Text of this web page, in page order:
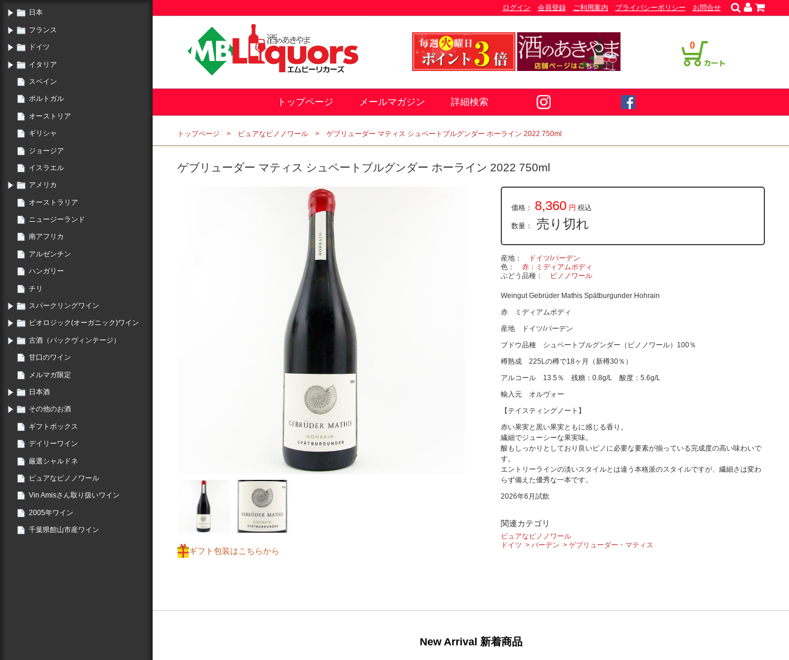
日本
フランス
ドイツ
イタリア
スペイン
ポルトガル
オーストリア
ギリシャ
ジョージア
イスラエル
アメリカ
オーストラリア
ニュージーランド
南アフリカ
アルゼンチン
ハンガリー
チリ
スパークリングワイン
ビオロジック(オーガニック)ワイン
古酒（バックヴィンテージ）
甘口のワイン
メルマガ限定
日本酒
その他のお酒
ギフトボックス
デイリーワイン
厳選シャルドネ
ピュアなピノノワール
Vin Amisさん取り扱いワイン
2005年ワイン
千葉県館山市産ワイン
0
ログイン 会員登録 ご利用案内 プライバシーポリシー お問合せ
トップページ メールマガジン 詳細検索
トップページ ピュアなピノノワール ゲブリューダー マティス シュペートブルグンダー ホーライン 2022 750ml
ゲブリューダー マティス シュペートブルグンダー ホーライン 2022 750ml
ギフト包装はこちらから
価格： 8,360 円 税込
数量： 売り切れ
産地
ドイツ/バーデン
色
赤：ミディアムボディ
ぶどう品種
ピノノワール
Weingut Gebrüder Mathis Spätburgunder Hohrain
赤 ミディアムボディ
産地 ドイツ/バーデン
ブドウ品種 シュペートブルグンダー（ピノノワール）100％
樽熟成 225Lの樽で18ヶ月（新樽30％）
アルコール 13.5％ 残糖：0.8g/L 酸度：5.6g/L
輸入元 オルヴォー
【テイスティングノート】
赤い果実と黒い果実ともに感じる香り。
繊細でジューシーな果実味。
酸もしっかりとしており良いピノに必要な要素が揃っている完成度の高い味わいで
す。
エントリーラインの淡いスタイルとは違う本格派のスタイルですが、繊細さは変わ
らず備えた優秀な一本です。
2026年6月試飲
関連カテゴリ
ピュアなピノノワール
ドイツ
バーデン ゲブリューダー・マティス
New Arrival 新着商品